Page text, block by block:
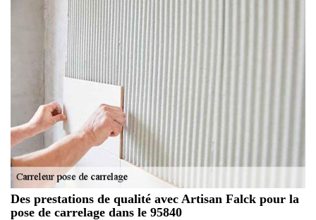
Des prestations de qualité avec Artisan Falck pour la
pose de carrelage dans le 95840